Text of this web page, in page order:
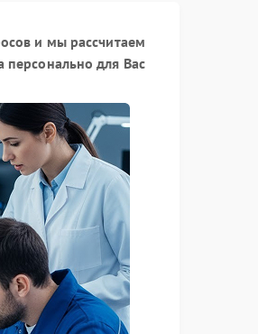
и мы рассчитаем
персонально для Вас